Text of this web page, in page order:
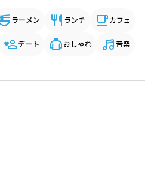
ラーメン ランチ カフェ
デート おしゃれ 音楽